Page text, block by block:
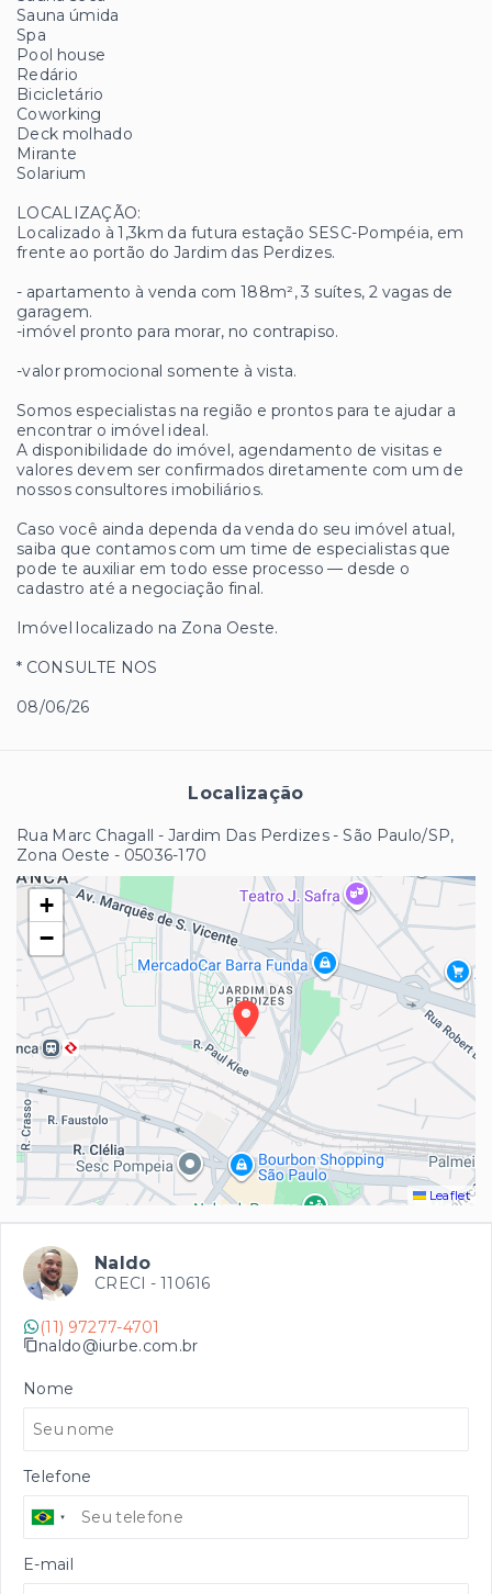
Sauna úmida
Spa
Pool house
Redário
Bicicletário
Coworking
Deck molhado
Mirante
Solarium
LOCALIZAÇÃO:
Localizado à 1,3km da futura estação SESC-Pompéia, em
frente ao portão do Jardim das Perdizes.
- apartamento à venda com 188m², 3 suítes, 2 vagas de
garagem.
-imóvel pronto para morar, no contrapiso.
-valor promocional somente à vista.
Somos especialistas na região e prontos para te ajudar a
encontrar o imóvel ideal.
A disponibilidade do imóvel, agendamento de visitas e
valores devem ser confirmados diretamente com um de
nossos consultores imobiliários.
Caso você ainda dependa da venda do seu imóvel atual,
saiba que contamos com um time de especialistas que
pode te auxiliar em todo esse processo — desde o
cadastro até a negociação final.
Imóvel localizado na Zona Oeste.
* CONSULTE NOS
08/06/26
Localização
Rua Marc Chagall - Jardim Das Perdizes - São Paulo/SP,
Zona Oeste - 05036-170
+
−
Leaflet
Naldo
CRECI - 110616
(11) 97277-4701
naldo@iurbe.com.br
Nome
Telefone
E-mail